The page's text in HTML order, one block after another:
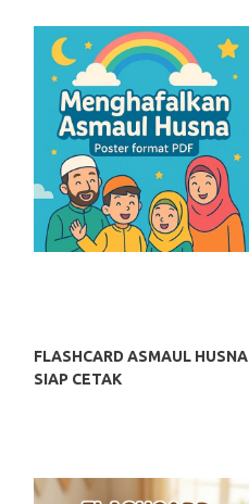
FLASHCARD ASMAUL HUSNA
SIAP CETAK